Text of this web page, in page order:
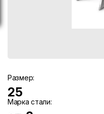
Размер:
25
Марка стали: